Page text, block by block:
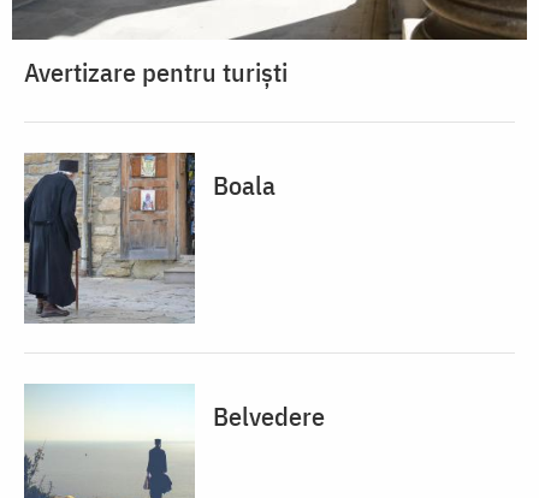
Avertizare pentru turiști
Boala
Belvedere